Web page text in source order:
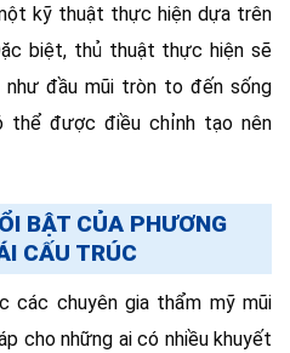
kỹ thuật thực hiện dựa trên
biệt, thủ thuật thực hiện sẽ
đầu mũi tròn to đến sống
thể được điều chỉnh tạo nên
BẬT CỦA PHƯƠNG
CẤU TRÚC
các chuyên gia thẩm mỹ mũi
cho những ai có nhiều khuyết